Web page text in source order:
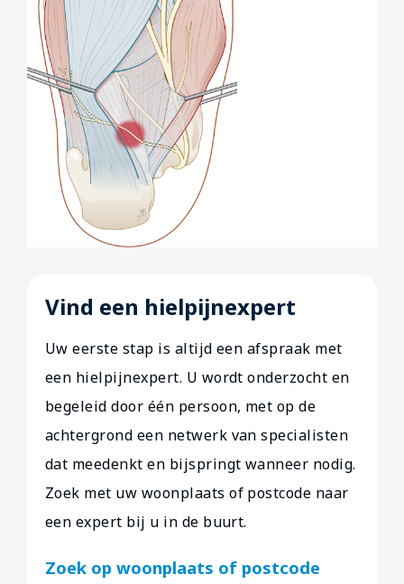
Vind een hielpijnexpert
Uw eerste stap is altijd een afspraak met
een hielpijnexpert. U wordt onderzocht en
begeleid door één persoon, met op de
achtergrond een netwerk van specialisten
dat meedenkt en bijspringt wanneer nodig.
Zoek met uw woonplaats of postcode naar
een expert bij u in de buurt.
Zoek op woonplaats of postcode